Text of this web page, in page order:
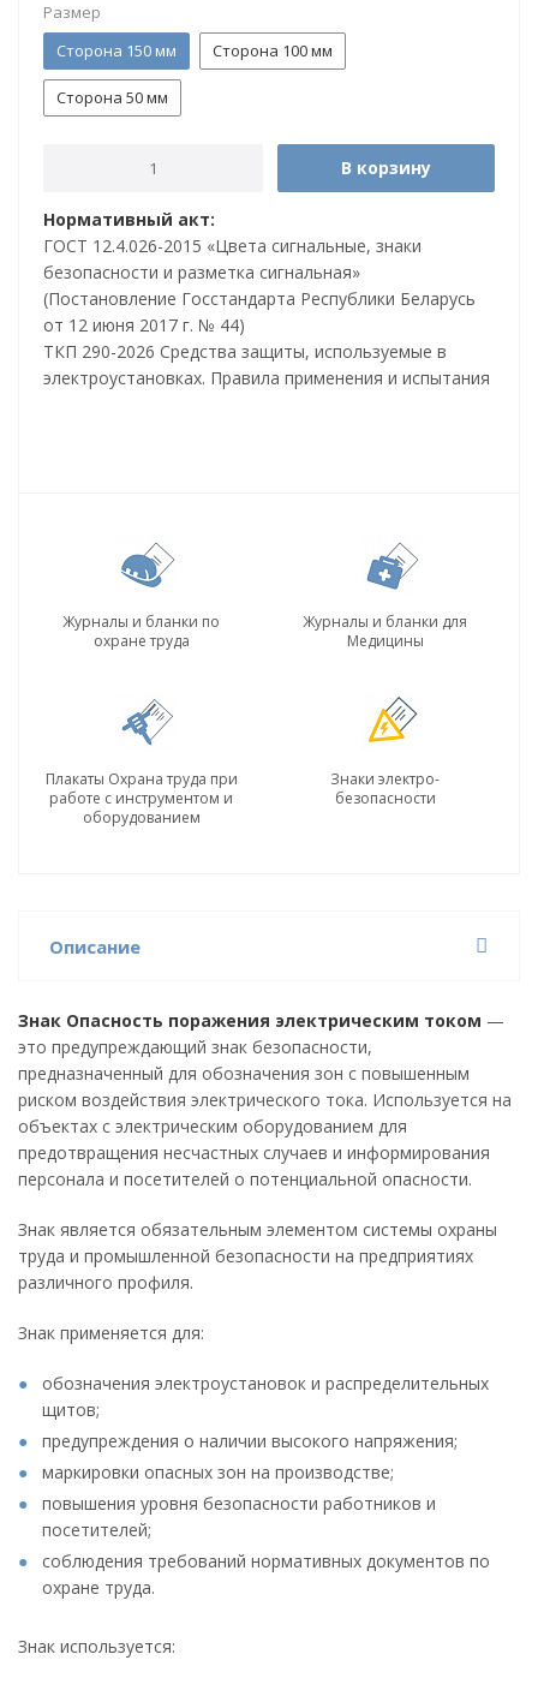
Размер
Сторона 150 мм
Сторона 100 мм
Сторона 50 мм
В корзину
Нормативный акт:
ГОСТ 12.4.026-2015 «Цвета сигнальные, знаки
безопасности и разметка сигнальная»
(Постановление Госстандарта Республики Беларусь
от 12 июня 2017 г. № 44)
ТКП 290-2026 Средства защиты, используемые в
электроустановках. Правила применения и испытания
Журналы и бланки по
охране труда
Журналы и бланки для
Медицины
Плакаты Охрана труда при
работе с инструментом и
оборудованием
Знаки электро-
безопасности
Описание
Знак Опасность поражения электрическим током —
это предупреждающий знак безопасности,
предназначенный для обозначения зон с повышенным
риском воздействия электрического тока. Используется на
объектах с электрическим оборудованием для
предотвращения несчастных случаев и информирования
персонала и посетителей о потенциальной опасности.
Знак является обязательным элементом системы охраны
труда и промышленной безопасности на предприятиях
различного профиля.
Знак применяется для:
обозначения электроустановок и распределительных
щитов;
предупреждения о наличии высокого напряжения;
маркировки опасных зон на производстве;
повышения уровня безопасности работников и
посетителей;
соблюдения требований нормативных документов по
охране труда.
Знак используется: